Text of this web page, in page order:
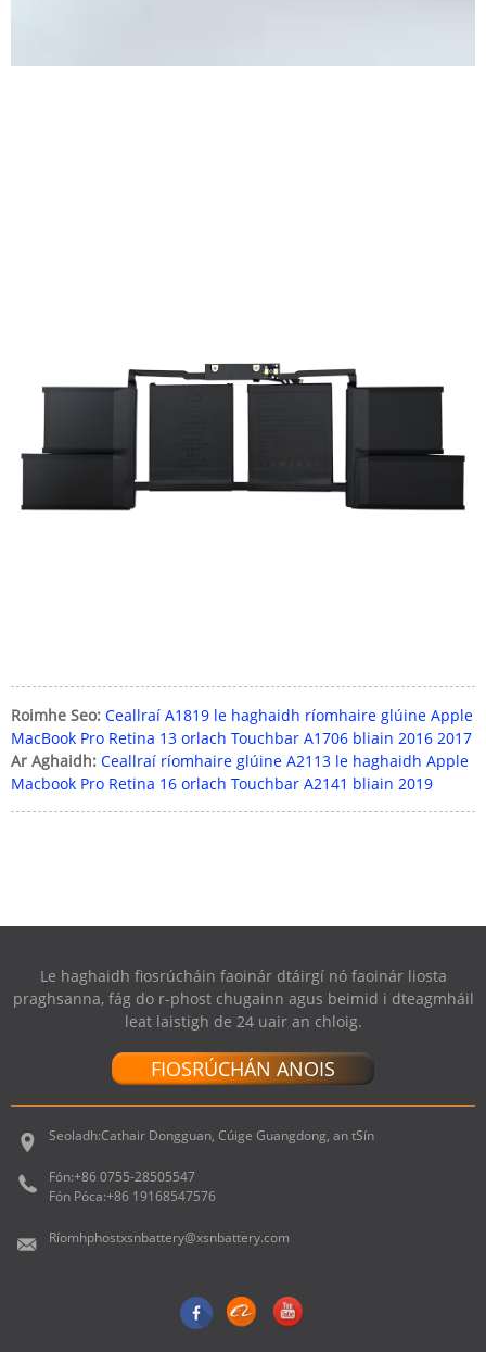
Roimhe Seo: Ceallraí A1819 le haghaidh ríomhaire glúine Apple
MacBook Pro Retina 13 orlach Touchbar A1706 bliain 2016 2017
Ar Aghaidh: Ceallraí ríomhaire glúine A2113 le haghaidh Apple
Macbook Pro Retina 16 orlach Touchbar A2141 bliain 2019
Le haghaidh fiosrúcháin faoinár dtáirgí nó faoinár liosta
praghsanna, fág do r-phost chugainn agus beimid i dteagmháil
leat laistigh de 24 uair an chloig.
FIOSRÚCHÁN ANOIS
Seoladh:Cathair Dongguan, Cúige Guangdong, an tSín
Fón:+86 0755-28505547
Fón Póca:+86 19168547576
Ríomhphostxsnbattery@xsnbattery.com